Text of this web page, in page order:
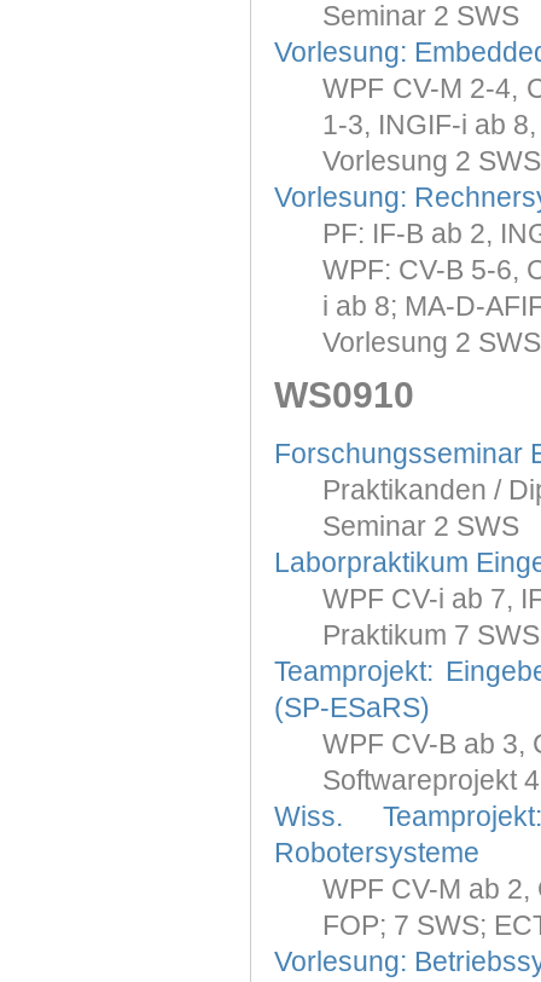
Seminar 2 SWS
Vorlesung:
WPF CV-M 2-4,
1-3, INGIF-i ab
Vorlesung 2
Vorlesung:
PF: IF-B ab 2,
WPF: CV-B 5-6,
i ab 8; MA-D-
Vorlesung 2
WS0910
Forschungsseminar
Praktikanden /
Seminar 2 SWS
Laborpraktikum
WPF CV-i ab 7,
Praktikum 7
Teamprojekt:
(SP-ESaRS)
WPF CV-B ab 3,
Softwareprojekt
Wiss.
Robotersysteme
WPF CV-M ab 2,
FOP; 7 SWS;
Vorlesung: